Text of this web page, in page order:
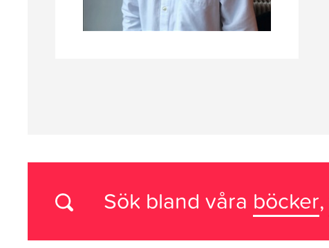
Sök bland våra böcker,